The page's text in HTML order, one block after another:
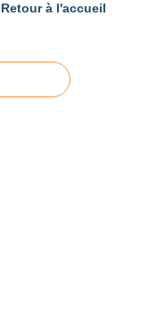
Retour à l'accueil